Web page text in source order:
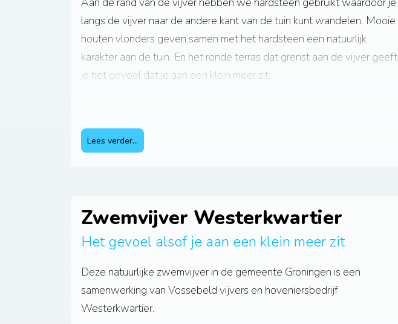
langs de vijver naar de andere kant van de tuin kunt wandelen. Mooie
houten vlonders geven samen met het hardsteen een natuurlijk
karakter aan de tuin. En het ronde terras dat grenst aan de vijver geeft
je het gevoel dat je aan een klein meer zit.
geplaatst bubbelt een kalm fonteintje. Het geeft de vijver naast alle
andere materialen die we hebben gebruikt, een rustig en sereen
Lees verder...
Zwemvijver Westerkwartier
Het gevoel alsof je aan een klein meer zit
Deze natuurlijke zwemvijver in de gemeente Groningen is een
samenwerking van Vossebeld vijvers en hoveniersbedrijf
Westerkwartier.